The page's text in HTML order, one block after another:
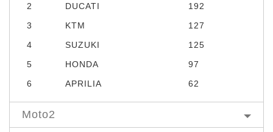
2
DUCATI
192
3
KTM
127
4
SUZUKI
125
5
HONDA
97
6
APRILIA 62
Moto2